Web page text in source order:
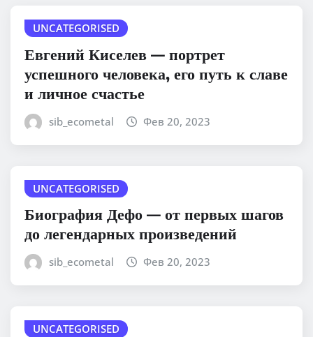
UNCATEGORISED
Евгений Киселев — портрет
успешного человека, его путь к славе
и личное счастье
sib_ecometal Фев 20, 2023
UNCATEGORISED
Биография Дефо — от первых шагов
до легендарных произведений
sib_ecometal Фев 20, 2023
UNCATEGORISED